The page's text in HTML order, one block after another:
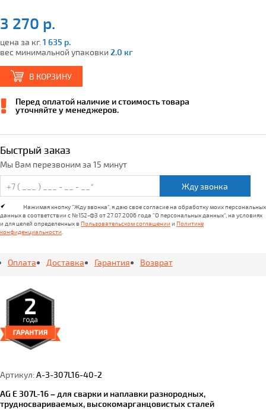
3 270 р.
цена за кг. 1 635 р.
вес минимальной упаковки 2.0 кг
В КОРЗИНУ
Перед оплатой наличие и стоимость товара
уточняйте у менеджеров.
Быстрый заказ
Мы Вам перезвоним за 15 минут
Жду звонка
Нажимая кнопку "Жду звонка", я даю свое согласие на обработку моих персональных
данных в соответствии с №152-ФЗ от 27.07.2006 года "О персональных данных", на условиях
и для целей определенных в Пользовательском соглашении и Политике
конфиденциальности
Оплата Доставка Гарантия Возврат
Артикул:A-3-307L16-40-2
AG E 307L-16 – для сварки и наплавки разнородных,
трудносвариваемых, высокомарганцовистых сталей